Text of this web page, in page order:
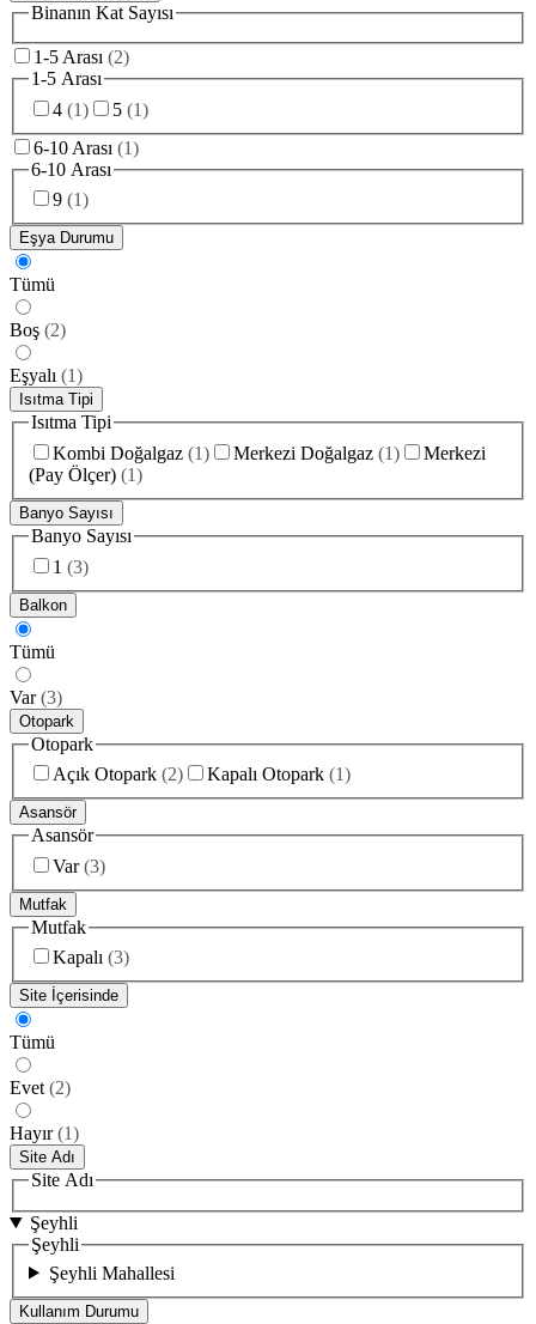
Binanın Kat Sayısı
1-5 Arası (2)
1-5 Arası
4 (1) 5 (1)
6-10 Arası (1)
6-10 Arası
9 (1)
Eşya Durumu
Tümü
Boş (2)
Eşyalı (1)
Isıtma Tipi
Isıtma Tipi
Kombi Doğalgaz (1) Merkezi Doğalgaz (1)
Merkezi
(Pay Ölçer) (1)
Banyo Sayısı
Banyo Sayısı
1 (3)
Balkon
Tümü
Var (3)
Otopark
Otopark
Açık Otopark (2) Kapalı Otopark (1)
Asansör
Asansör
Var (3)
Mutfak
Mutfak
Kapalı (3)
Site İçerisinde
Tümü
Evet (2)
Hayır (1)
Site Adı
Site Adı
Şeyhli
Şeyhli
Şeyhli Mahallesi
Kullanım Durumu